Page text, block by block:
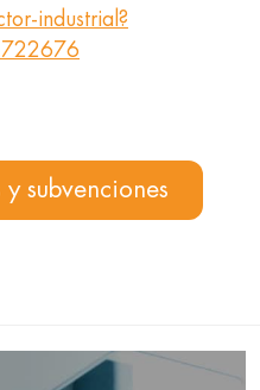
industrial?
y subvenciones